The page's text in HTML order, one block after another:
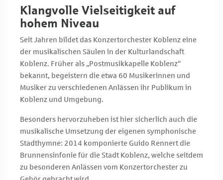
Klangvolle Vielseitigkeit auf
hohem Niveau
Seit Jahren bildet das Konzertorchester Koblenz eine
der musikalischen Säulen in der Kulturlandschaft
Koblenz. Früher als „Postmusikkapelle Koblenz“
bekannt, begeistern die etwa 60 Musikerinnen und
Musiker zu verschiedenen Anlässen ihr Publikum in
Koblenz und Umgebung.
Besonders hervorzuheben ist hier sicherlich auch die
musikalische Umsetzung der eigenen symphonische
Stadthymne: 2014 komponierte Guido Rennert die
Brunnensinfonie für die Stadt Koblenz, welche seitdem
zu besonderen Anlässen vom Konzertorchester zu